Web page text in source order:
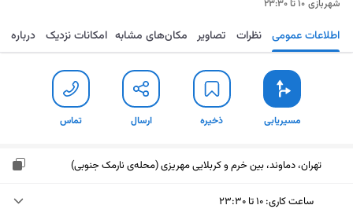
شهربازی ۱۰ تا ۲۳:۳۰
مسیریابی ذخیره ارسال تماس اطلاعات عمومی نظرات تصاویر مکان‌های مشابه امکانات نزدیک درباره
مسیریابی ذخیره ارسال تماس
تهران، دماوند، بین خرم و کربلایی مهریزی (محله‌ی نارمک جنوبی)
ساعت کاری: ۱۰ تا ۲۳:۳۰